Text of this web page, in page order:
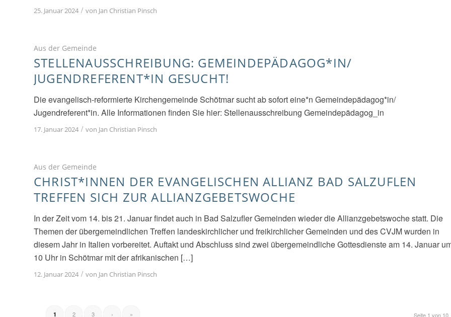
25. Januar 2024 / von Jan Christian Pinsch
Aus der Gemeinde
STELLENAUSSCHREIBUNG: GEMEINDEPÄDAGOG*IN/
JUGENDREFERENT*IN GESUCHT!
Die evangelisch-reformierte Kirchengemeinde Schötmar sucht ab sofort eine*n Gemeindepädagog*in/
Jugendreferent*in. Alle Informationen finden Sie hier: Stellenausschreibung Gemeindepädagog_in
17. Januar 2024 / von Jan Christian Pinsch
Aus der Gemeinde
CHRIST*INNEN DER EVANGELISCHEN ALLIANZ BAD SALZUFLEN
TREFFEN SICH ZUR ALLIANZGEBETSWOCHE
In der Zeit vom 14. bis 21. Januar findet auch in Bad Salzufler Gemeinden wieder die Allianzgebetswoche statt. Die
Themen der übergemeindlichen Treffen landeskirchlicher und freikirchlicher Gemeinden und des CVJM wurden in
diesem Jahr in Italien vorbereitet. Auftakt und Abschluss sind zwei übergemeindliche Gottesdienste am 14. Januar
10 Uhr in Schötmar mit der afrikanischen […]
12. Januar 2024 / von Jan Christian Pinsch
Seite 1 von 10
1 2 3 › »